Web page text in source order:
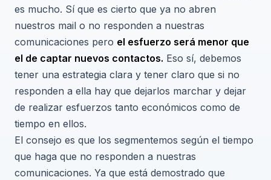
es mucho. Sí que es cierto que ya no abren
nuestros mail o no responden a nuestras
comunicaciones pero el esfuerzo será menor que
el de captar nuevos contactos. Eso sí, debemos
tener una estrategia clara y tener claro que si no
responden a ella hay que dejarlos marchar y dejar
de realizar esfuerzos tanto económicos como de
tiempo en ellos.
El consejo es que los segmentemos según el tiempo
que haga que no responden a nuestras
comunicaciones. Ya que está demostrado que